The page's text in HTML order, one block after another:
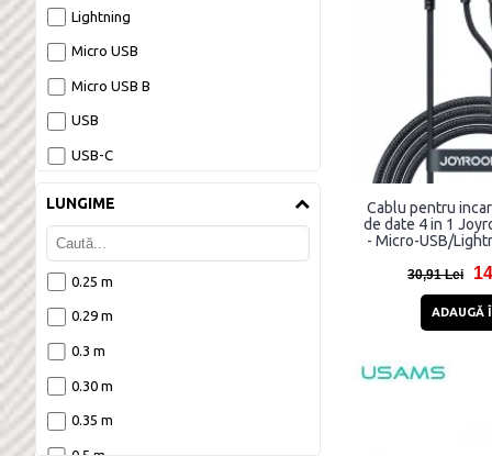
Lightning
Micro USB
Micro USB B
USB
USB-C
LUNGIME
0.25 m
0.29 m
0.3 m
0.30 m
0.35 m
Cablu pentru
de date 4 in 1
- Micro-USB/
30,91 Lei
ADAUGĂ